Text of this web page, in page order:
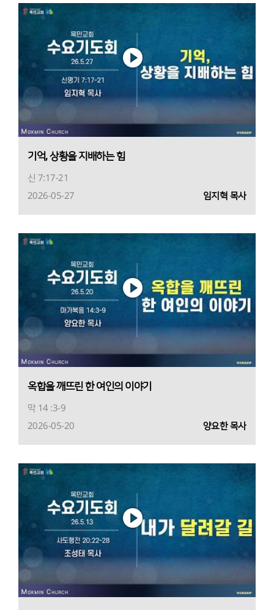
기억, 상황을 지배하는 힘
신 7:17-21
2026-05-27
임지혁 목사
옥합을 깨뜨린 한 여인의 이야기
막 14 :3-9
2026-05-20
양요한 목사